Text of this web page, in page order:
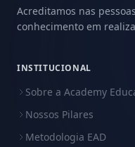
Acreditamos nas
conhecimento em
INSTITUCIONAL
Sobre a Academy
Nossos Pilares
Metodologia EAD